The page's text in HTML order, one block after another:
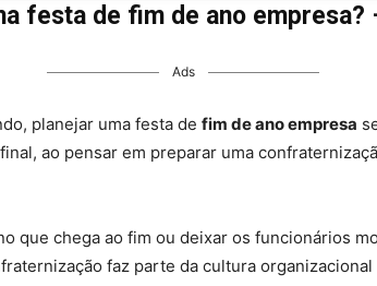
festa de fim de ano empresa?
Ads
planejar uma festa de fim de ano empresa
ao pensar em preparar uma
que chega ao fim ou deixar os funcionários
faz parte da cultura organizacional